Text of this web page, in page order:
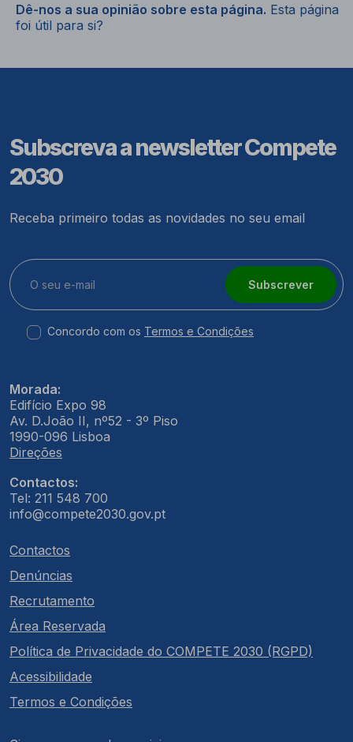
Dê-nos a sua opinião sobre esta página. Esta página
foi útil para si?
Subscreva a newsletter Compete
2030
Receba primeiro todas as novidades no seu email
Subscrever
Concordo com os Termos e Condições
Morada:
Edifício Expo 98
Av. D.João II, nº52 - 3º Piso
1990-096 Lisboa
Direções
Contactos:
Tel: 211 548 700
info@compete2030.gov.pt
Contactos
Denúncias
Recrutamento
Área Reservada
Política de Privacidade do COMPETE 2030 (RGPD)
Acessibilidade
Termos e Condições